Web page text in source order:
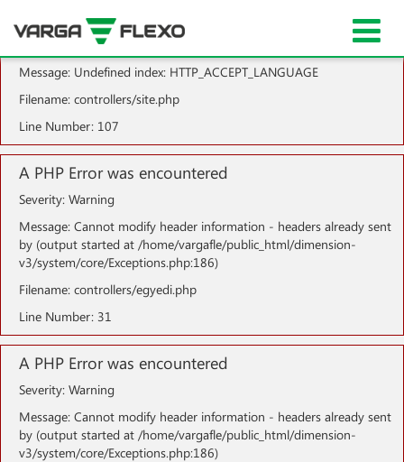
A PHP Error was encountered
Severity: Notice
Message: Undefined index: HTTP_ACCEPT_LANGUAGE
Filename: controllers/site.php
Line Number: 107
A PHP Error was encountered
Severity: Warning
Message: Cannot modify header information - headers already sent
by (output started at /home/vargafle/public_html/dimension-
v3/system/core/Exceptions.php:186)
Filename: controllers/egyedi.php
Line Number: 31
A PHP Error was encountered
Severity: Warning
Message: Cannot modify header information - headers already sent
by (output started at /home/vargafle/public_html/dimension-
v3/system/core/Exceptions.php:186)